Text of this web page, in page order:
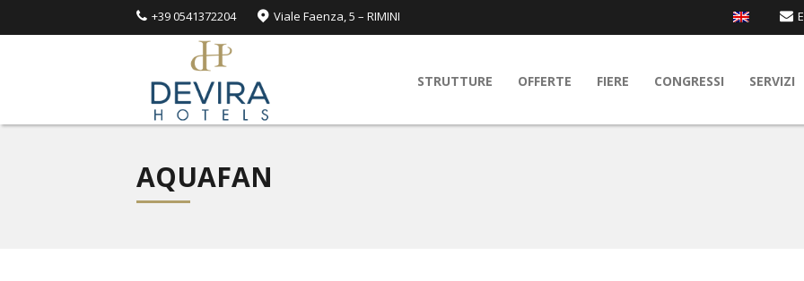
+39 0541372204 Viale Faenza, 5 – RIMINI
STRUTTURE OFFERTE FIERE CONGRESSI SERVIZI
AQUAFAN